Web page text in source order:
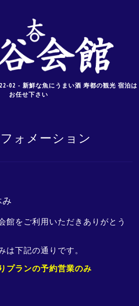
02 - 新鮮な魚にうまい酒 寿都の観光 宿泊は
お任せ下さい
フォメーション
館をご利用いただきありがとう
は下記の通りです。
プランの予約営業のみ